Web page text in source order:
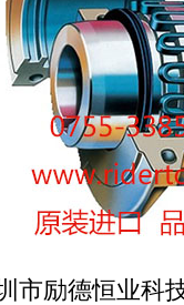
市励德恒业科